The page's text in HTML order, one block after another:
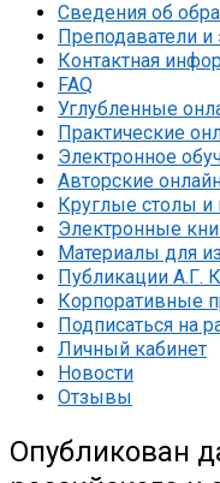
Сведения об
Преподаватели и
Контактная
FAQ
Углубленные
Практические
Электронное
Авторские
Круглые столы
Электронные
Материалы для
Публикации А.Г.
Корпоративные
Подписаться на
Личный кабинет
Новости
Отзывы
Опубликован